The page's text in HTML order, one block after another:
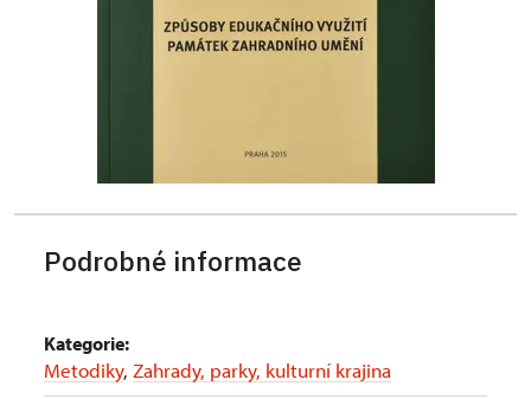
Podrobné informace
Kategorie:
Metodiky, Zahrady, parky, kulturní krajina